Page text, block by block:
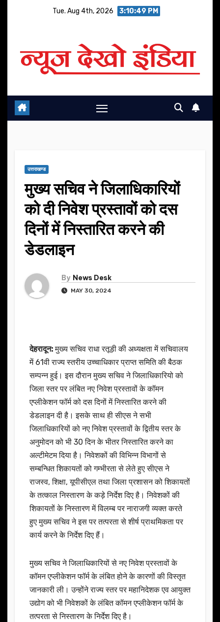
Tue. Aug 4th, 2026 3:10:50 PM
उत्तराखण्ड
मुख्य सचिव ने जिलाधिकारियों
को दी निवेश प्रस्तावों को दस
दिनों में निस्तारित करने की
डेडलाइन
By News Desk
MAY 30, 2024
देहरादून:मुख्य सचिव राधा रतूड़ी की अध्यक्षता में सचिवालय
में 61वी राज्य स्तरीय उच्चाधिकार प्राप्त समिति की बैठक
सम्पन्न हुई। इस दौरान मुख्य सचिव ने जिलाधिकारियो को
जिला स्तर पर लंबित नए निवेश प्रस्तावों के कॉमन
एप्लीकेशन फॉर्म को दस दिनों में निस्तारित करने की
डेडलाइन दी है। इसके साथ ही सीएस ने सभी
जिलाधिकारियों को नए निवेश प्रस्तावों के द्वितीय स्तर के
अनुमोदन को भी 30 दिन के भीतर निस्तारित करने का
अल्टीमेटम दिया है। निवेशकों की विभिन्न विभागों से
सम्बन्धित शिकायतों को गम्भीरता से लेते हुए सीएस ने
राजस्व, शिक्षा, यूपीसीएल तथा जिला प्रशासन को शिकायतों
के तत्काल निस्तारण के कड़े निर्देश दिए है। निवेशकों की
शिकायतों के निस्तारण में विलम्ब पर नाराजगी व्यक्त करते
हुए मुख्य सचिव ने इस पर तत्परता से शीर्ष प्राथमिकता पर
कार्य करने के निर्देश दिए हैं।
मुख्य सचिव ने जिलाधिकारियों से नए निवेश प्रस्तावों के
कॉमन एप्लीकेशन फॉर्म के लंबित होने के कारणों की विस्तृत
जानकारी ली। उन्होंने राज्य स्तर पर महानिदेशक एव आयुक्त
उद्योग को भी निवेशकों के लंबित कॉमन एप्लीकेशन फॉर्म के
तत्परता से निस्तारण के निर्देश दिए है।